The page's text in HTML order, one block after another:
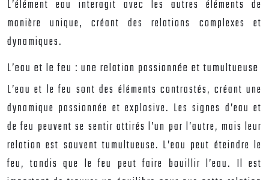
L’élément eau interagit avec les autres éléments de
manière unique, créant des relations complexes et
dynamiques.
L’eau et le feu : une relation passionnée et tumultueuse
L’eau et le feu sont des éléments contrastés, créant une
dynamique passionnée et explosive. Les signes d’eau et
de feu peuvent se sentir attirés l’un par l’autre, mais leur
relation est souvent tumultueuse. L’eau peut éteindre le
feu, tandis que le feu peut faire bouillir l’eau. Il est